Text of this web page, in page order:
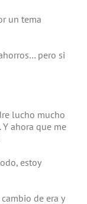
un tema
pero si
lucho mucho
ahora que me
estoy
de era y